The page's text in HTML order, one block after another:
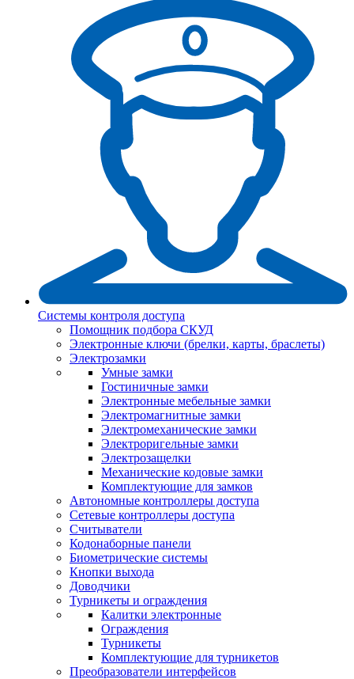
Системы контроля доступа
Помощник подбора СКУД
Электронные ключи (брелки, карты, браслеты)
Электрозамки
Умные замки
Гостиничные замки
Электронные мебельные замки
Электромагнитные замки
Электромеханические замки
Электроригельные замки
Электрозащелки
Механические кодовые замки
Комплектующие для замков
Автономные контроллеры доступа
Сетевые контроллеры доступа
Считыватели
Кодонаборные панели
Биометрические системы
Кнопки выхода
Доводчики
Турникеты и ограждения
Калитки электронные
Ограждения
Турникеты
Комплектующие для турникетов
Преобразователи интерфейсов